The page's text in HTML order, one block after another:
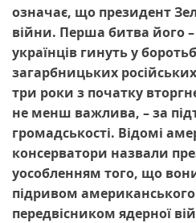
означає, що президент
війни. Перша битва його –
українців гинуть у
загарбницьких
три роки з початку
не менш важлива, – за
громадськості. Відомі
консерватори назвали
уособленням того, що
підривом американського
передвісником ядерної